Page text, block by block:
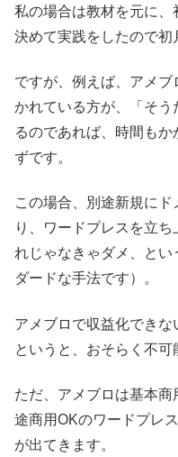
私の場合は教材を元に、
決めて実践をしたので初
ですが、例えば、アメ
かれている方が、「そ
るのであれば、時間も
ずです。
この場合、別途新規に
り、ワードプレスを立
れじゃなきゃダメ、と
ダードな手法です）。
アメブロで収益化できな
というと、おそらく不可
ただ、アメブロは基本商
途商用OKのワードプレ
が出てきます。